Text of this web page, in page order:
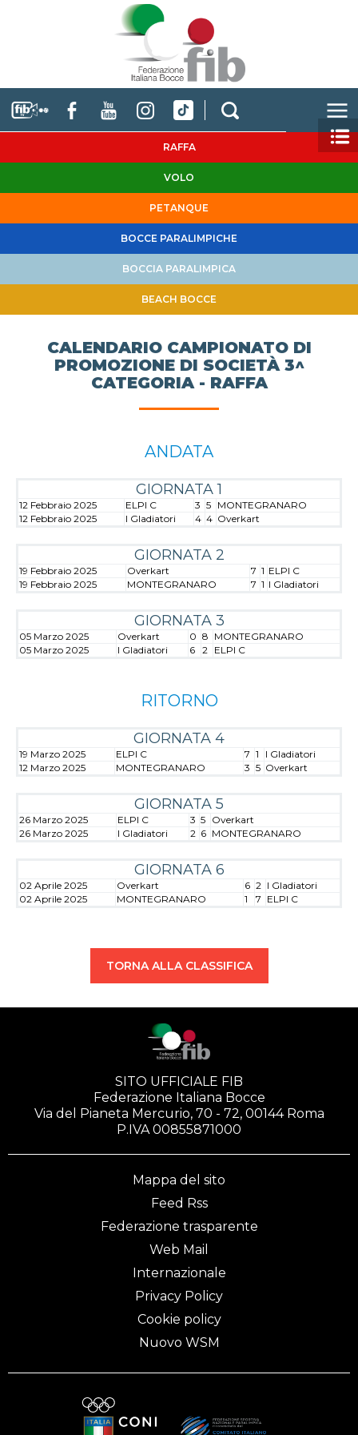
RAFFA
VOLO
PETANQUE
BOCCE PARALIMPICHE
BOCCIA PARALIMPICA
BEACH BOCCE
CALENDARIO CAMPIONATO DI
PROMOZIONE DI SOCIETÀ 3^
CATEGORIA - RAFFA
ANDATA
GIORNATA 1
12 Febbraio 2025 ELPI C 3 5 MONTEGRANARO
12 Febbraio 2025
I Gladiatori 4 4 Overkart
GIORNATA 2
19 Febbraio 2025 Overkart 7 1 ELPI C
19 Febbraio 2025
MONTEGRANARO 7 1 I Gladiatori
GIORNATA 3
05 Marzo 2025 Overkart 0 8 MONTEGRANARO
05 Marzo 2025
I Gladiatori 6 2 ELPI C
RITORNO
GIORNATA 4
19 Marzo 2025 ELPI C 7 1
I Gladiatori
12 Marzo 2025
MONTEGRANARO 3 5 Overkart
GIORNATA 5
26 Marzo 2025 ELPI C 3 5 Overkart
26 Marzo 2025
I Gladiatori 2 6 MONTEGRANARO
GIORNATA 6
02 Aprile 2025 Overkart 6 2 I Gladiatori
02 Aprile 2025
MONTEGRANARO 1 7 ELPI C
TORNA ALLA CLASSIFICA
SITO UFFICIALE FIB
Federazione Italiana Bocce
Via del Pianeta Mercurio, 70 - 72, 00144 Roma
P.IVA 00855871000
Mappa del sito
Feed Rss
Federazione trasparente
Web Mail
Internazionale
Privacy Policy
Cookie policy
Nuovo WSM